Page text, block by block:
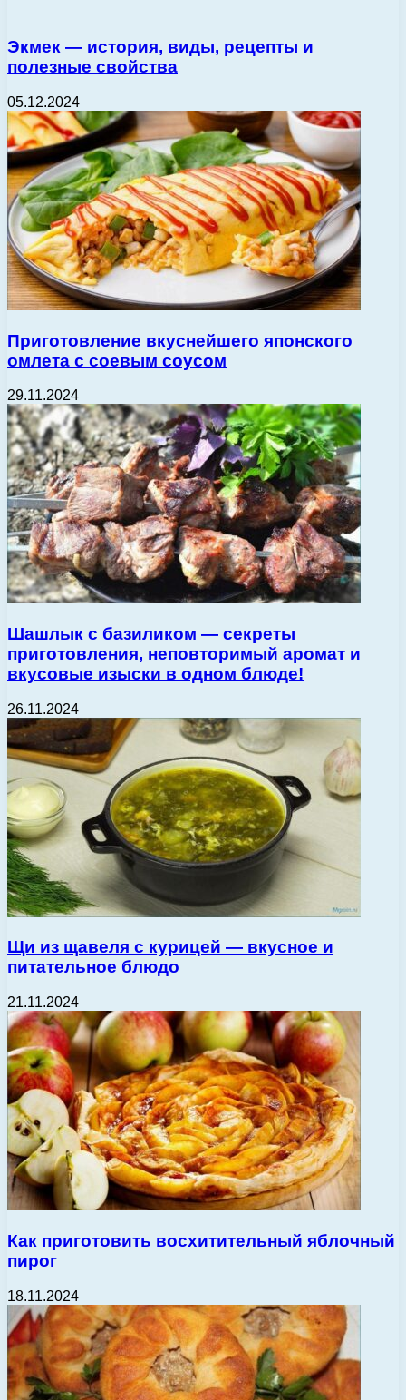
Экмек — история, виды, рецепты и
полезные свойства
05.12.2024
Приготовление вкуснейшего японского
омлета с соевым соусом
29.11.2024
Шашлык с базиликом — секреты
приготовления, неповторимый аромат и
вкусовые изыски в одном блюде!
26.11.2024
Щи из щавеля с курицей — вкусное и
питательное блюдо
21.11.2024
Как приготовить восхитительный яблочный
пирог
18.11.2024